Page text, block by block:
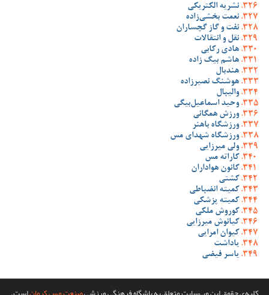
نشریه الکتریکی
نعمت بخشی‌زاده
نفت و گاز گچساران
نقل و انتقالات
هادی رکابی
هاشم بیگ زاده
هندبال
هوشنگ نصیرزاده
والیبال
وحید اسماعیل‌بیگی
ورزش همگانی
ورزشگاه باهنر
ورزشگاه شهدای مس
ولی میرزایی
کاراته مس
کانون هواداران
کشتی
کمیته انضباطی
کمیته پزشکی
کوروش ملکی
کیانوش میرزایی
کیوان امرایی
یاداشت
یاسر فیضی